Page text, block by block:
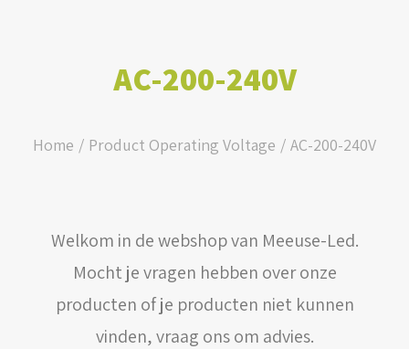
BUDGET ASSORTIMENT
WEBSHOP
LOGIN / REGISTER
WINKELWAGEN
AC-200-240V
Home Product Operating Voltage AC-200-240V
Welkom in de webshop van Meeuse-Led.
Mocht je vragen hebben over onze
producten of je producten niet kunnen
vinden, vraag ons om advies.